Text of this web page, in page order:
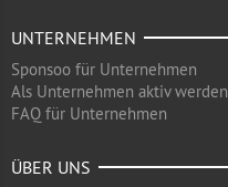
UNTERNEHMEN
Sponsoo für Unternehmen
Als Unternehmen aktiv werden
FAQ für Unternehmen
ÜBER UNS